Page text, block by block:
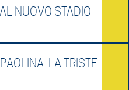
NUOVO STADIO
LA TRISTE